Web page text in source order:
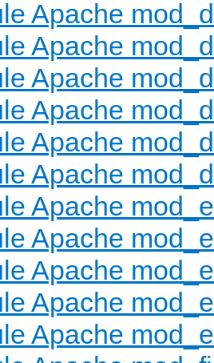
Apache
Apache
Apache
Apache
Apache
Apache
Apache
Apache
Apache
Apache
Apache